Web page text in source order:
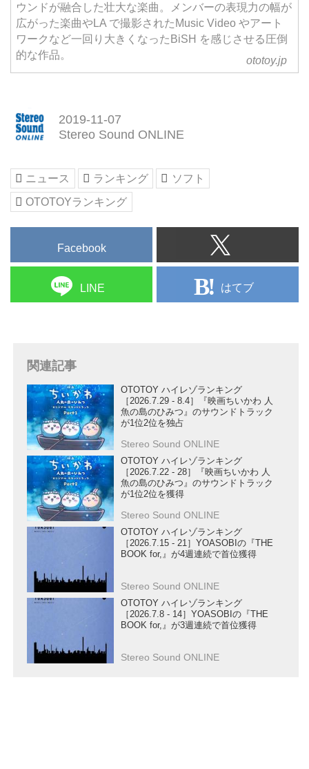
ウンドが融合した壮大な楽曲。メンバーの表現力の幅が
広がった楽曲やLA で撮影されたMusic Video やアート
ワークなど一回り大きくなったBiSH を感じさせる圧倒
的な作品。
ototoy.jp
2019-11-07
Stereo Sound ONLINE
ニュース ランキング
ソフト
OTOTOYランキング
Facebook
LINE はてブ
関連記事
OTOTOY ハイレゾランキング
［2026.7.29 - 8.4］『映画ちいかわ 人
魚の島のひみつ』のサウンドトラック
が1位2位を独占
Stereo Sound ONLINE
OTOTOY ハイレゾランキング
［2026.7.22 - 28］『映画ちいかわ 人
魚の島のひみつ』のサウンドトラック
が1位2位を獲得
Stereo Sound ONLINE
OTOTOY ハイレゾランキング
［2026.7.15 - 21］YOASOBIの『THE
BOOK for,』が4週連続で首位獲得
Stereo Sound ONLINE
OTOTOY ハイレゾランキング
［2026.7.8 - 14］YOASOBIの『THE
BOOK for,』が3週連続で首位獲得
Stereo Sound ONLINE